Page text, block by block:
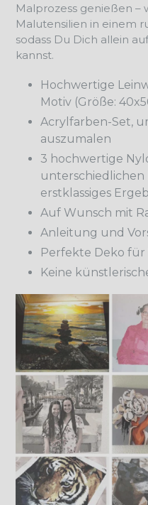
Malprozess genießen –
Malutensilien in einem
sodass Du Dich allein
kannst.
Hochwertige
Motiv (Größe:
Acrylfarben-Set,
auszumalen
3 hochwertige
unterschiedlichen
erstklassiges
Auf Wunsch mit
Anleitung und
Perfekte Deko für
Keine